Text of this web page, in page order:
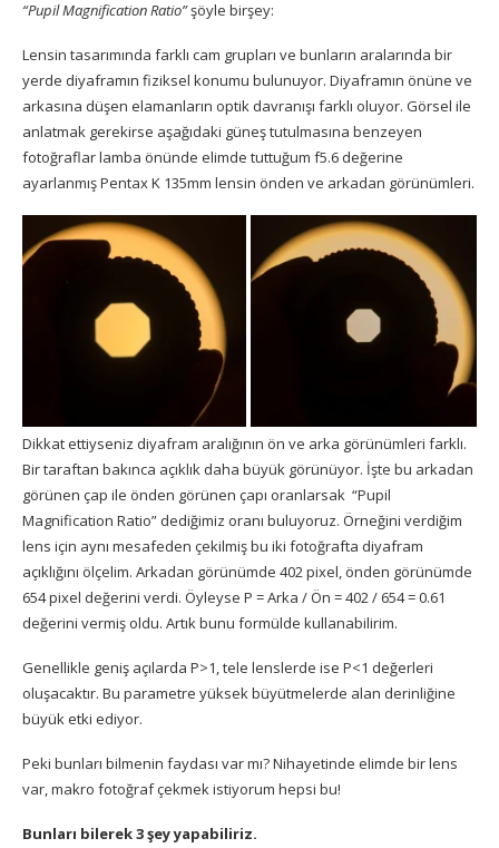
“Pupil Magnification Ratio”şöyle birşey:
Lensin tasarımında farklı cam grupları ve bunların aralarında bir
yerde diyaframın fiziksel konumu bulunuyor. Diyaframın önüne ve
arkasına düşen elamanların optik davranışı farklı oluyor. Görsel ile
anlatmak gerekirse aşağıdaki güneş tutulmasına benzeyen
fotoğraflar lamba önünde elimde tuttuğum f5.6 değerine
ayarlanmış Pentax K 135mm lensin önden ve arkadan görünümleri.
Dikkat ettiyseniz diyafram aralığının ön ve arka görünümleri farklı.
Bir taraftan bakınca açıklık daha büyük görünüyor. İşte bu arkadan
görünen çap ile önden görünen çapı oranlarsak “Pupil
Magnification Ratio” dediğimiz oranı buluyoruz. Örneğini verdiğim
lens için aynı mesafeden çekilmiş bu iki fotoğrafta diyafram
açıklığını ölçelim. Arkadan görünümde 402 pixel, önden görünümde
654 pixel değerini verdi. Öyleyse P = Arka / Ön = 402 / 654 = 0.61
değerini vermiş oldu. Artık bunu formülde kullanabilirim.
Genellikle geniş açılarda P>1, tele lenslerde ise P<1 değerleri
oluşacaktır. Bu parametre yüksek büyütmelerde alan derinliğine
büyük etki ediyor.
Peki bunları bilmenin faydası var mı? Nihayetinde elimde bir lens
var, makro fotoğraf çekmek istiyorum hepsi bu!
Bunları bilerek 3 şey yapabiliriz.